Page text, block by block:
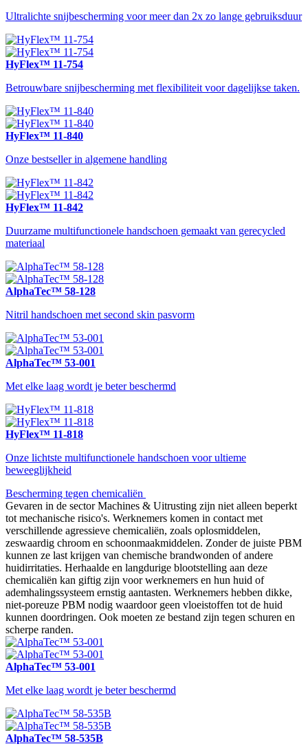
Ultralichte snijbescherming voor meer dan 2x zo lange gebruiksduur
HyFlex™ 11-754
Betrouwbare snijbescherming met flexibiliteit voor dagelijkse taken.
HyFlex™ 11-840
Onze bestseller in algemene handling
HyFlex™ 11-842
Duurzame multifunctionele handschoen gemaakt van gerecycled
materiaal
AlphaTec™ 58-128
Nitril handschoen met second skin pasvorm
AlphaTec™ 53-001
Met elke laag wordt je beter beschermd
HyFlex™ 11-818
Onze lichtste multifunctionele handschoen voor ultieme
beweeglijkheid
Bescherming tegen chemicaliën
Gevaren in de sector Machines & Uitrusting zijn niet alleen beperkt
tot mechanische risico's. Werknemers komen in contact met
verschillende agressieve chemicaliën, zoals oplosmiddelen,
zeswaardig chroom en schoonmaakmiddelen. Zonder de juiste PBM
kunnen ze last krijgen van chemische brandwonden of andere
huidirritaties. Herhaalde en langdurige blootstelling aan deze
chemicaliën kan giftig zijn voor werknemers en hun huid of
ademhalingssysteem ernstig aantasten. Werknemers hebben dikke,
niet-poreuze PBM nodig waardoor geen vloeistoffen tot de huid
kunnen doordringen. Ook moeten ze bestand zijn tegen schuren en
scherpe randen.
AlphaTec™ 53-001
Met elke laag wordt je beter beschermd
AlphaTec™ 58-535B